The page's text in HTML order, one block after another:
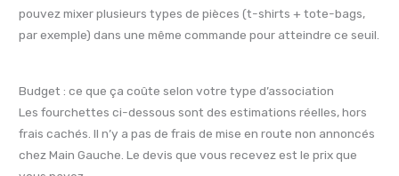
pouvez mixer plusieurs types de pièces (t-shirts + tote-bags,
par exemple) dans une même commande pour atteindre ce seuil.
Budget : ce que ça coûte selon votre type d’association
Les fourchettes ci-dessous sont des estimations réelles, hors
frais cachés. Il n’y a pas de frais de mise en route non annoncés
chez Main Gauche. Le devis que vous recevez est le prix que